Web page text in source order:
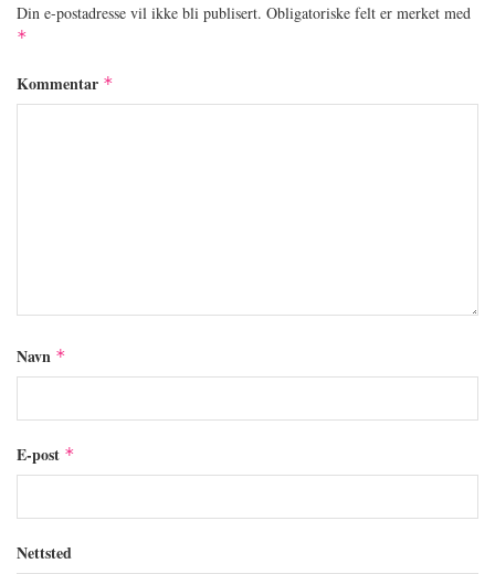
Din e-postadresse vil ikke bli publisert. Obligatoriske felt er merket med
*
Kommentar *
Navn *
E-post *
Nettsted